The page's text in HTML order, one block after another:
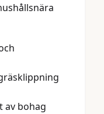
av bohag